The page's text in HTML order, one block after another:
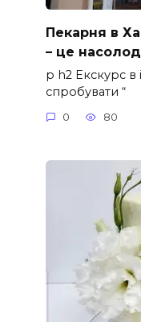
Пекарня в
– це
p h2 Екскурс в
спробувати “
0 80